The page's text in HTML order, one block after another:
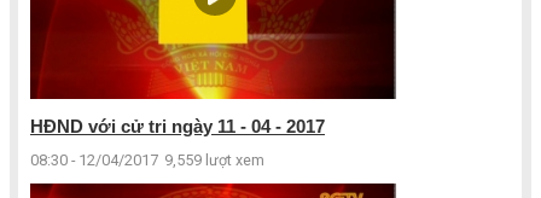
HĐND với cử tri ngày 11 - 04 - 2017
08:30 - 12/04/2017 9,559 lượt xem